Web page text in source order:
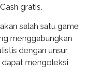
gratis.
salah satu game
menggabungkan
dengan unsur
dapat mengoleksi